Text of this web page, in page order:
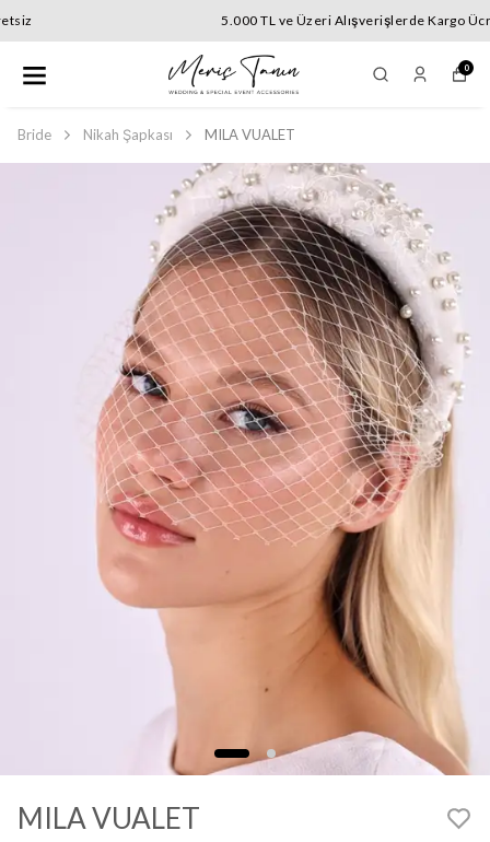
5.000 TL ve Üzeri Alışverişlerde Kargo Ücretsiz
0
Bride Nikah Şapkası MILA VUALET
MILA VUALET